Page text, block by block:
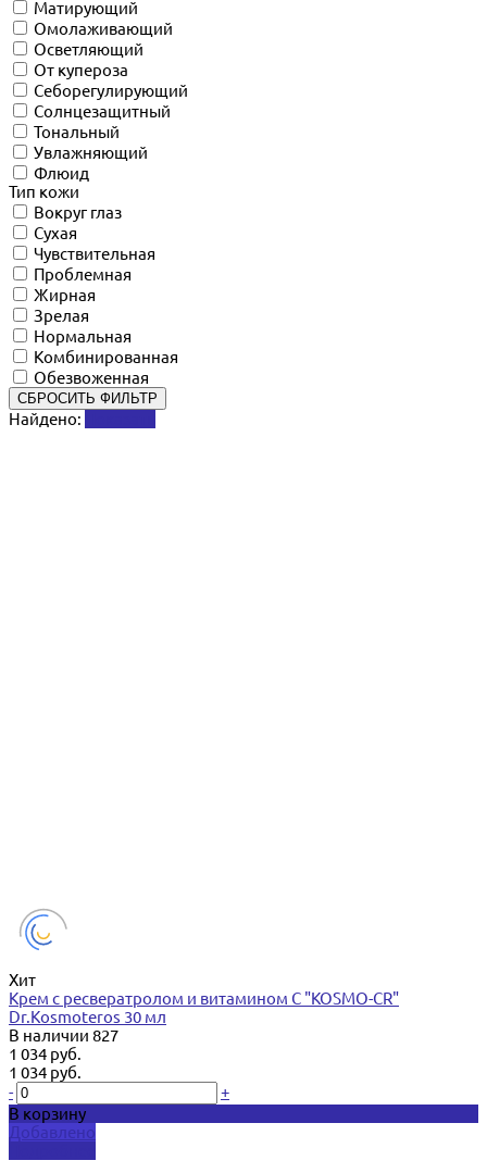
Матирующий
Омолаживающий
Осветляющий
От купероза
Себорегулирующий
Солнцезащитный
Тональный
Увлажняющий
Флюид
Тип кожи
Вокруг глаз
Сухая
Чувствительная
Проблемная
Жирная
Зрелая
Нормальная
Комбинированная
Обезвоженная
СБРОСИТЬ ФИЛЬТР
Найдено:
Хит
Крем с ресвератролом и витамином C "KOSMO-CR"
Dr.Kosmoteros 30 мл
В наличии 827
1 034 руб.
1 034 руб.
-
+
В корзину
Добавлено